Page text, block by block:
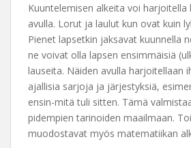
Kuuntelemisen alkeita voi harjoitella
avulla. Lorut ja laulut kun ovat kuin
Pienet lapsetkin jaksavat kuunnella
ne voivat olla lapsen ensimmäisiä
lauseita. Näiden avulla harjoitellaan
ajallisia sarjoja ja järjestyksiä,
ensin-mitä tuli sitten. Tämä
pidempien tarinoiden maailmaan.
muodostavat myös matematiikan